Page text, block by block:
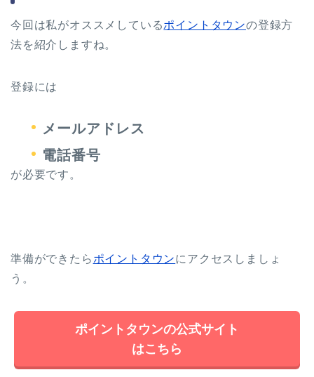
今回は私がオススメしているポイントタウンの登録方
法を紹介しますね。
登録には
メールアドレス
電話番号
が必要です。
準備ができたら ポイントタウンにアクセスしましょ
う。
ポイントタウンの公式サイト
はこちら